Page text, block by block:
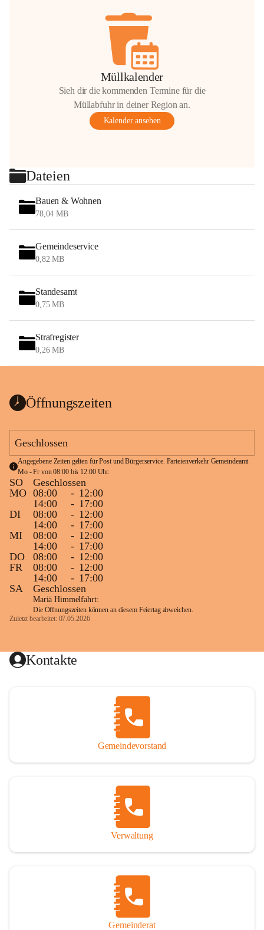
Müllkalender
Sieh dir die kommenden Termine für die
Müllabfuhr in deiner Region an.
Kalender ansehen
Dateien
Bauen & Wohnen
78,04 MB
Gemeindeservice
0,82 MB
Standesamt
0,75 MB
Strafregister
0,26 MB
Öffnungszeiten
Geschlossen
Angegebene Zeiten gelten für Post und Bürgerservice. Parteienverkehr Gemeindeamt
Mo - Fr von 08:00 bis 12:00 Uhr.
SO
Geschlossen
MO 08:00 - 12:00
14:00
- 17:00
DI
08:00 - 12:00
14:00
- 17:00
MI
08:00 - 12:00
14:00
- 17:00
DO
08:00 - 12:00
FR
08:00 - 12:00
14:00
- 17:00
SA
Geschlossen
Mariä Himmelfahrt:
Die Öffnungszeiten können an diesem Feiertag abweichen.
Zuletzt bearbeitet: 07.05.2026
Kontakte
Gemeindevorstand
Verwaltung
Gemeinderat